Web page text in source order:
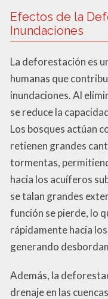
Efectos de la
Inundaciones
La deforestación es
humanas que
inundaciones. Al
se reduce la
Los bosques actúan
retienen grandes
tormentas,
hacia los acuíferos
se talan grandes
función se pierde, lo
rápidamente hacia
generando
Además, la
drenaje en las